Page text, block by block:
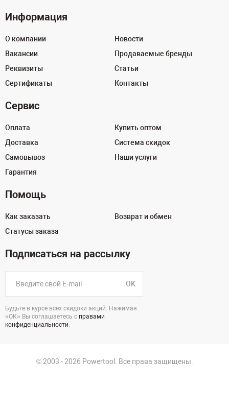
Информация
О компании
Вакансии
Реквизиты
Сертификаты
Новости
Продаваемые бренды
Статьи
Контакты
Сервис
Оплата
Доставка
Самовывоз
Гарантия
Купить оптом
Система скидок
Наши услуги
Помощь
Как заказать
Статусы заказа
Возврат и обмен
Подписаться на рассылку
OK
Будьте в курсе всех скидоки акций. Нажимая
«ОК» Вы соглашаетесь с правами
конфиденциальности.
© 2003 - 2026 Powertool. Все права защищены.